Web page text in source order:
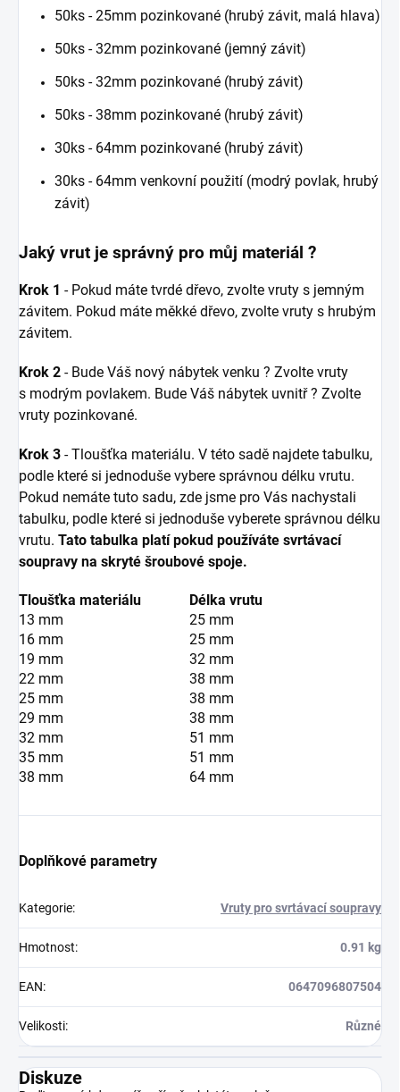
50ks - 25mm pozinkované (hrubý závit, malá hlava)
50ks - 32mm pozinkované (jemný závit)
50ks - 32mm pozinkované (hrubý závit)
50ks - 38mm pozinkované (hrubý závit)
30ks - 64mm pozinkované (hrubý závit)
30ks - 64mm venkovní použití (modrý povlak, hrubý
závit)
Jaký vrut je správný pro můj materiál ?
Krok 1 - Pokud máte tvrdé dřevo, zvolte vruty s jemným
závitem. Pokud máte měkké dřevo, zvolte vruty s hrubým
závitem.
Krok 2 - Bude Váš nový nábytek venku ? Zvolte vruty
s modrým povlakem. Bude Váš nábytek uvnitř ? Zvolte
vruty pozinkované.
Krok 3 - Tloušťka materiálu. V této sadě najdete tabulku,
podle které si jednoduše vybere správnou délku vrutu.
Pokud nemáte tuto sadu, zde jsme pro Vás nachystali
tabulku, podle které si jednoduše vyberete správnou délku
vrutu. Tato tabulka platí pokud používáte svrtávací
soupravy na skryté šroubové spoje.
Tloušťka materiálu
Délka vrutu
13 mm
25 mm
16 mm
25 mm
19 mm
32 mm
22 mm
38 mm
25 mm
38 mm
29 mm
38 mm
32 mm
51 mm
35 mm
51 mm
38 mm
64 mm
Doplňkové parametry
Kategorie: Vruty pro svrtávací soupravy
Hmotnost: 0.91 kg
EAN: 0647096807504
Velikosti: Různé
Diskuze